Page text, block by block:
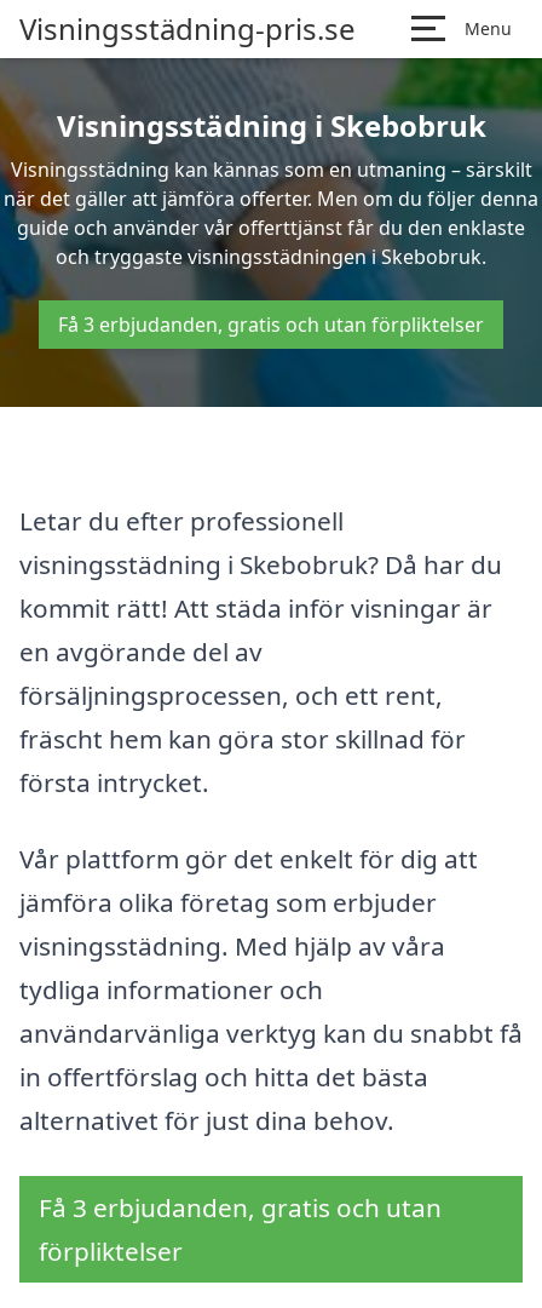
Visningsstädning-pris.se Menu
Visningsstädning i Skebobruk
Visningsstädning kan kännas som en utmaning – särskilt
när det gäller att jämföra offerter. Men om du följer denna
guide och använder vår offerttjänst får du den enklaste
och tryggaste visningsstädningen i Skebobruk.
Få 3 erbjudanden, gratis och utan förpliktelser
Letar du efter professionell
visningsstädning i Skebobruk? Då har du
kommit rätt! Att städa inför visningar är
en avgörande del av
försäljningsprocessen, och ett rent,
fräscht hem kan göra stor skillnad för
första intrycket.
Vår plattform gör det enkelt för dig att
jämföra olika företag som erbjuder
visningsstädning. Med hjälp av våra
tydliga informationer och
användarvänliga verktyg kan du snabbt få
in offertförslag och hitta det bästa
alternativet för just dina behov.
Få 3 erbjudanden, gratis och utan
förpliktelser